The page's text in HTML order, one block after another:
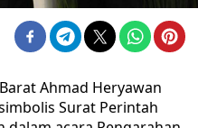
Ahmad Heryawan
Surat Perintah